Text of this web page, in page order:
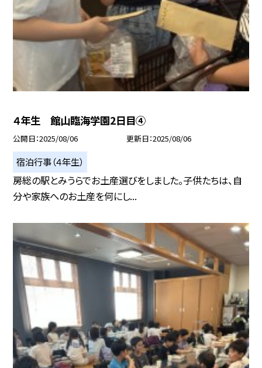
４年生 館山臨海学園2日目④
公開日 2025/08/06 更新日 2025/08/06
宿泊行事（４年生）
房総の駅とみうらでお土産選びをしました。子供たちは、自
分や家族へのお土産を何にし...